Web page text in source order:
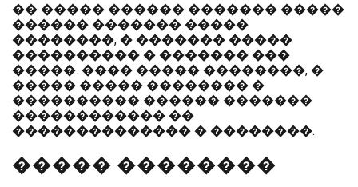
�� ����� ������ ������� �����
������ ������� �����
��������, � ������� �����
���������� � ������� ���
�����. ���� ����� ��������, �
����� ����� �������� �
���������� ������ �������
������������ ��
�������������� � ��������.
����� ��������